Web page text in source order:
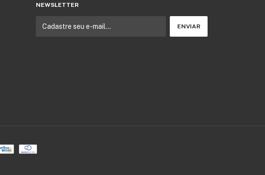
NEWSLETTER